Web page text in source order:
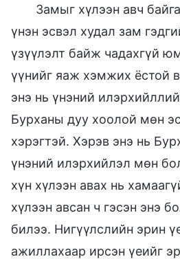
Замыг хүлээн авч
үнэн эсвэл худал зам
үзүүлэлт байж чадахгүй
үүнийг яаж хэмжих ёстой
энэ нь үнэний
Бурханы дуу хоолой мөн
хэрэгтэй. Хэрэв энэ нь
үнэний илэрхийлэл мөн
хүн хүлээн авах нь
хүлээн авсан ч гэсэн энэ
билээ. Нигүүлслийн эрин
ажиллахаар ирсэн үеийг